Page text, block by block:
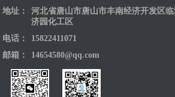
地址：
河北省唐山市唐山市丰南经济开发区
济园化工区
电话：
15822411071
邮箱：
14654580@qq.com